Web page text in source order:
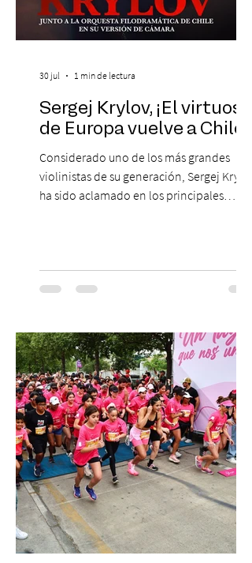
Sergej Krylov, ¡El virtuoso
de Europa vuelve a Chile!
Considerado uno de los más grandes
violinistas de su generación, Sergej Krylov
ha sido aclamado en los principales
escenario del Teatro CA660 para
protagonizar una velada extraordinaria
Las Cuatro Estaciones de Antonio Vivaldi y
Las Cuatro Estaciones Porteñas de Astor
Piazzolla. Déja
30 jul 1 min de lectura